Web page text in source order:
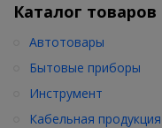
Каталог товаров
Автотовары
Бытовые приборы
Инструмент
Кабельная продукция